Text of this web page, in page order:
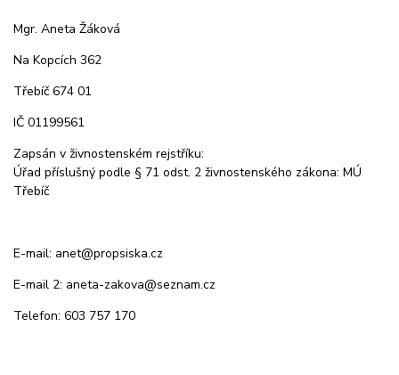
Mgr. Aneta Žáková
Na Kopcích 362
Třebíč 674 01
IČ 01199561
Zapsán v živnostenském rejstříku:
Úřad příslušný podle § 71 odst. 2 živnostenského zákona: MÚ
Třebíč
E-mail: anet@propsiska.cz
E-mail 2: aneta-zakova@seznam.cz
Telefon: 603 757 170